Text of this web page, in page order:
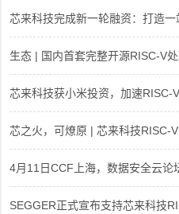
芯来科技完成新一轮融资：打造
生态 | 国内首套完整开源RISC-V
芯来科技获小米投资，加速RISC-
芯之火，可燎原 | 芯来科技RISC-V
4月11日CCF上海，数据安全云
SEGGER正式宣布支持芯来科技